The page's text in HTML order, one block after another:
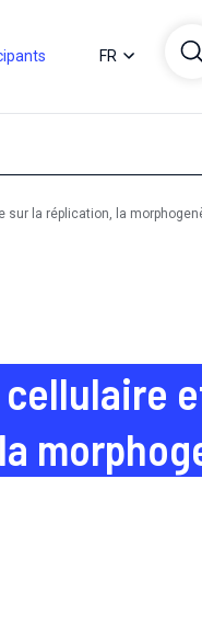
FR
la réplication, la